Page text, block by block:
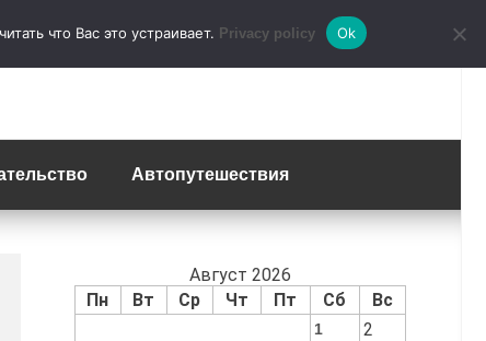
Автопутешествия
Август 2026
Пн
Вт Ср Чт Пт Сб Вс
1
2
что Вас это устраивает. Privacy policy Ok